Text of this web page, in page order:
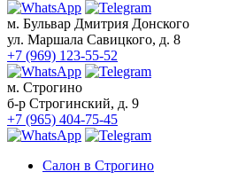
Мужской зал
Мужская стрижка
Мужское окрашивание
Укладки и прически
Мужское мелирование
Стрижка бороды и
Детский зал
Модельная стрижка
Косметология
м. Бульвар Дмитрия Донского
ул. Маршала Савицкого, д. 8
+7 (969) 123-55-52
м. Строгино
б-р Строгинский, д. 9
+7 (965) 404-75-45
Салон в Строгино